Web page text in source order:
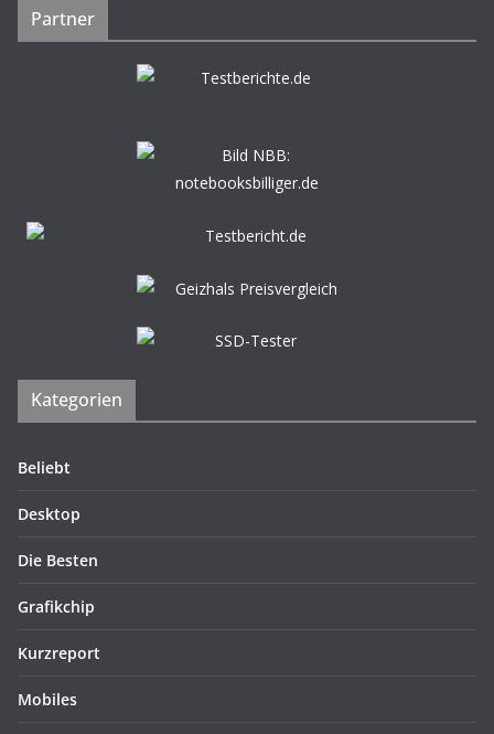
Partner
Kategorien
Beliebt
Desktop
Die Besten
Grafikchip
Kurzreport
Mobiles